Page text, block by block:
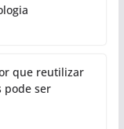
que reutilizar
pode ser